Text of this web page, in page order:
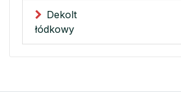
Dekolt
łódkowy